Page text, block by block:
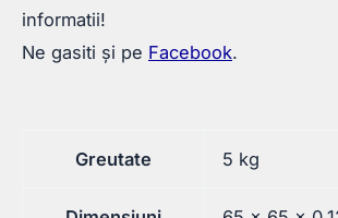
informatii!
Ne gasiti și pe Facebook.
Greutate 5 kg